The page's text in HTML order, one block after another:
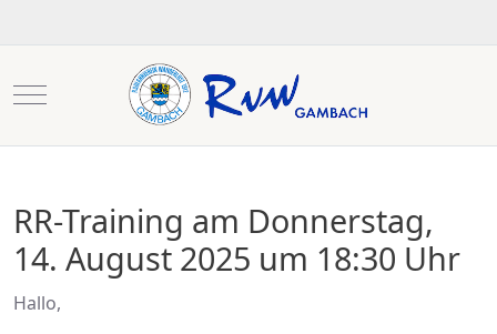
Mobile Menu Toggle
RR-Training am Donnerstag,
14. August 2025 um 18:30 Uhr
Hallo,